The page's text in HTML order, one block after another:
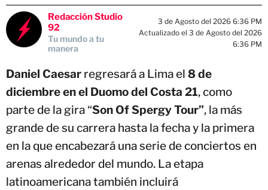
Redacción Studio
92
Tu mundo a tu
manera
3 de Agosto del 2026 6:36 PM
Actualizado el 3 de Agosto del 2026
6:36 PM
Daniel Caesar regresará a Lima el 8 de
diciembre en el Duomo del Costa 21, como
parte de la gira “Son Of Spergy Tour”, la más
grande de su carrera hasta la fecha y la primera
en la que encabezará una serie de conciertos en
arenas alrededor del mundo. La etapa
latinoamericana también incluirá